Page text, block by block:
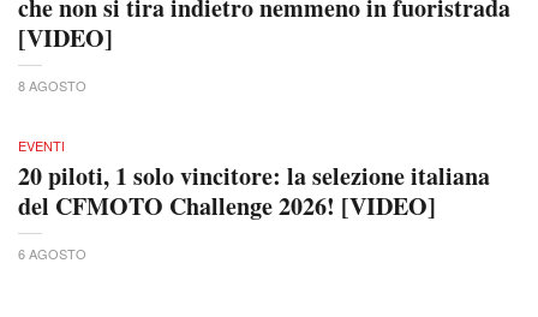
che non si tira indietro nemmeno in fuoristrada
[VIDEO]
8 AGOSTO
EVENTI
20 piloti, 1 solo vincitore: la selezione italiana
del CFMOTO Challenge 2026! [VIDEO]
6 AGOSTO